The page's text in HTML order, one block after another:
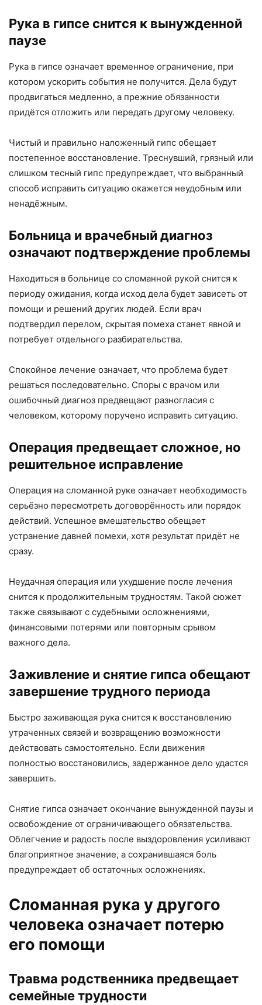
Рука в гипсе снится к вынужденной
паузе
Рука в гипсе означает временное ограничение, при
котором ускорить события не получится. Дела будут
продвигаться медленно, а прежние обязанности
придётся отложить или передать другому человеку.
Чистый и правильно наложенный гипс обещает
постепенное восстановление. Треснувший, грязный или
слишком тесный гипс предупреждает, что выбранный
способ исправить ситуацию окажется неудобным или
ненадёжным.
Больница и врачебный диагноз
означают подтверждение проблемы
Находиться в больнице со сломанной рукой снится к
периоду ожидания, когда исход дела будет зависеть от
помощи и решений других людей. Если врач
подтвердил перелом, скрытая помеха станет явной и
потребует отдельного разбирательства.
Спокойное лечение означает, что проблема будет
решаться последовательно. Споры с врачом или
ошибочный диагноз предвещают разногласия с
человеком, которому поручено исправить ситуацию.
Операция предвещает сложное, но
решительное исправление
Операция на сломанной руке означает необходимость
серьёзно пересмотреть договорённость или порядок
действий. Успешное вмешательство обещает
устранение давней помехи, хотя результат придёт не
сразу.
Неудачная операция или ухудшение после лечения
снится к продолжительным трудностям. Такой сюжет
также связывают с судебными осложнениями,
финансовыми потерями или повторным срывом
важного дела.
Заживление и снятие гипса обещают
завершение трудного периода
Быстро заживающая рука снится к восстановлению
утраченных связей и возвращению возможности
действовать самостоятельно. Если движения
полностью восстановились, задержанное дело удастся
завершить.
Снятие гипса означает окончание вынужденной паузы и
освобождение от ограничивающего обязательства.
Облегчение и радость после выздоровления усиливают
благоприятное значение, а сохранившаяся боль
предупреждает об остаточных осложнениях.
Сломанная рука у другого
человека означает потерю
его помощи
Травма родственника предвещает
семейные трудности